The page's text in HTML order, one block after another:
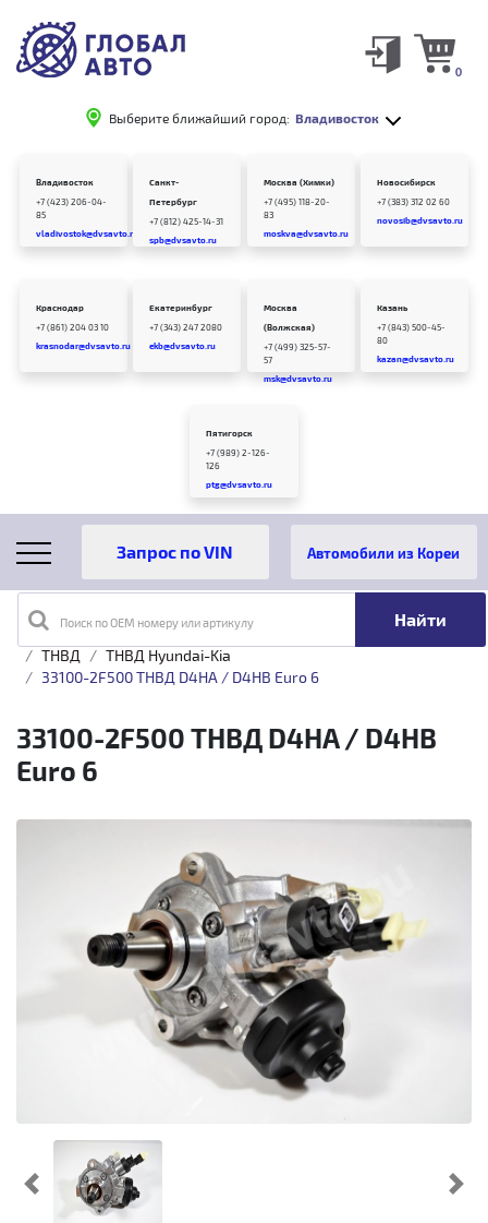
Выберите ближайший город: Владивосток
0
Владивосток
+7 (423) 206-04-
85
vladivostok@dvsavto.ru
Санкт-
Петербург
+7 (812) 425-14-31
spb@dvsavto.ru
Москва (Химки)
+7 (495) 118-20-
83
moskva@dvsavto.ru
Новосибирск
+7 (383) 312 02 60
novosib@dvsavto.ru
Краснодар
+7 (861) 204 03 10
krasnodar@dvsavto.ru
Екатеринбург
+7 (343) 247 2080
ekb@dvsavto.ru
Москва
(Волжская)
+7 (499) 325-57-
57
msk@dvsavto.ru
Казань
+7 (843) 500-45-
80
kazan@dvsavto.ru
Пятигорск
+7 (989) 2-126-
126
ptg@dvsavto.ru
Поиск по OEM номеру или артикулу
Автомобили из Кореи
Главная Каталог товаров
Топливная аппаратура
ТНВД
ТНВД Hyundai-Kia
33100-2F500 ТНВД D4HA / D4HB Euro 6
33100-2F500 ТНВД D4HA / D4HB
Euro 6
Предыдущий